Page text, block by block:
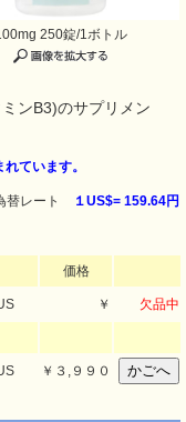
250錠/1ボトル
ンB3)のサプリメン
ています。
替レート １US$= 159.64円
価格
￥ 欠品中
￥ ３,９９０